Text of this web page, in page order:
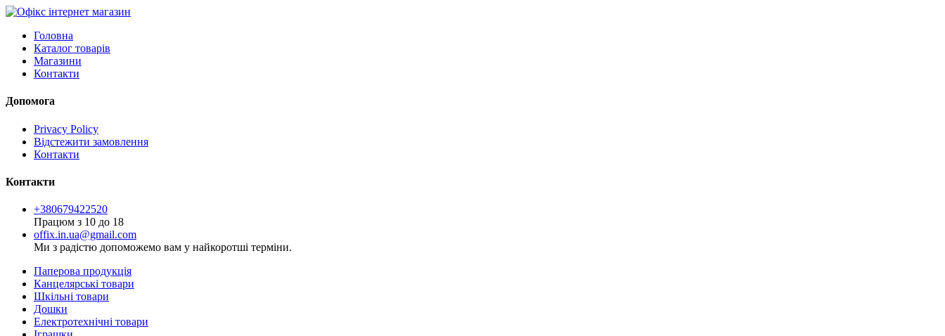
Головна
Каталог товарів
Магазини
Контакти
Допомога
Privacy Policy
Відстежити замовлення
Контакти
Контакти
+380679422520
Працюм з 10 до 18
offix.in.ua@gmail.com
Ми з радістю допоможемо вам у найкоротші терміни.
Паперова продукція
Канцелярські товари
Шкільні товари
Дошки
Електротехнічні товари